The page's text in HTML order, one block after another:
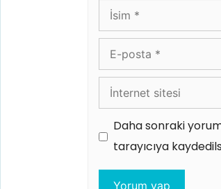
İsim
posta
İnternet
sitesi
Daha sonraki
tarayıcıya